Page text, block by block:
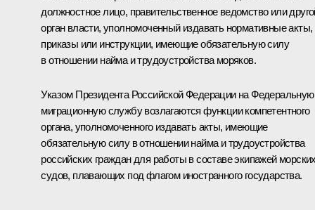
должностное лицо, правительственное ведомство или
орган власти, уполномоченный издавать нормативные акты,
приказы или инструкции, имеющие обязательную силу
в отношении найма и трудоустройства моряков.
Указом Президента Российской Федерации на Федеральную
миграционную службу возлагаются функции компетентного
органа, уполномоченного издавать акты, имеющие
обязательную силу в отношении найма и трудоустройства
российских граждан для работы в составе экипажей
судов, плавающих под флагом иностранного государства.